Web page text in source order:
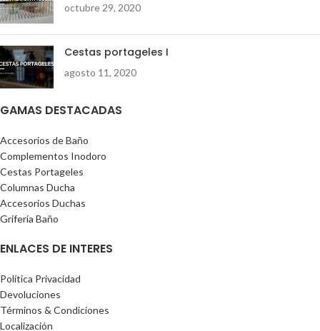
octubre 29, 2020
Cestas portageles I
agosto 11, 2020
GAMAS DESTACADAS
Accesorios de Baño
Complementos Inodoro
Cestas Portageles
Columnas Ducha
Accesorios Duchas
Grifería Baño
ENLACES DE INTERES
Política Privacidad
Devoluciones
Términos & Condiciones
Localización